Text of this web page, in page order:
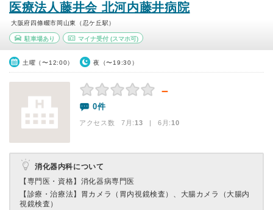
医療法人藤井会 北河内藤井病院
大阪府四條畷市岡山東（忍ケ丘駅）
駐車場あり マイナ受付(スマホ可)
土曜（〜12:00） 夜（〜19:30）
－
0件
アクセス数 7月:13 | 6月:10
消化器内科について
【専門医・資格】 消化器病専門医
【診療・治療法】 胃カメラ（胃内視鏡検査）、大腸カメラ（大腸内
視鏡検査）